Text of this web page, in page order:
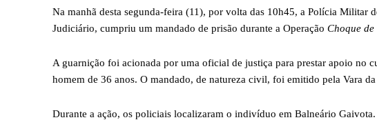
Na manhã desta segunda-feira (11), por volta das 10h45, a Polícia Militar
Judiciário, cumpriu um mandado de prisão durante a Operação Choque de
A guarnição foi acionada por uma oficial de justiça para prestar apoio no
homem de 36 anos. O mandado, de natureza civil, foi emitido pela Vara
Durante a ação, os policiais localizaram o indivíduo em Balneário